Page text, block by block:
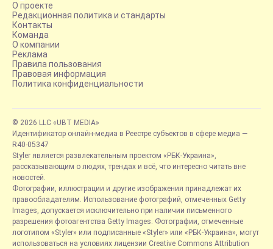
О проекте
Редакционная политика и стандарты
Контакты
Команда
О компании
Реклама
Правила пользования
Правовая информация
Политика конфиденциальности
© 2026 LLC «UBT MEDIA»
Идентификатор онлайн-медиа в Реестре субъектов в сфере медиа —
R40-05347
Styler является развлекательным проектом «РБК-Украина»,
рассказывающим о людях, трендах и всё, что интересно читать вне
новостей.
Фотографии, иллюстрации и другие изображения принадлежат их
правообладателям. Использование фотографий, отмеченных Getty
Images, допускается исключительно при наличии письменного
разрешения фотоагентства Getty Images. Фотографии, отмеченные
логотипом «Styler» или подписанные «Styler» или «РБК-Украина», могут
использоваться на условиях лицензии Creative Commons Attribution